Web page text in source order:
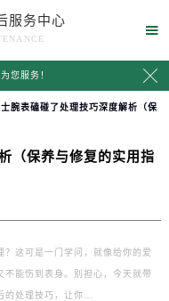
服务中心

您服务！ 
腕表磕碰了处理技巧深度解析（保
（保养与修复的实用指
？这可是一门学问，就像给你的爱
不能伤到表身。别担心，今天就带
的处理技巧，让你…